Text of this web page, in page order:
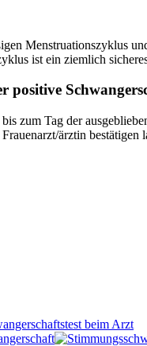
Menstruationszyklus
ist ein ziemlich
positive
zum Tag der
ärztin bestätigen
beim Arzt